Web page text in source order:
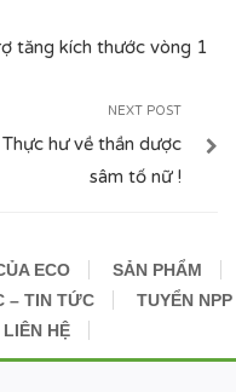
tăng kích thước vòng 1
NEXT POST
hư về thần dược
sâm tố nữ !
ECO
SẢN PHẨM
– TIN TỨC
TUYỂN NPP
LIÊN HỆ